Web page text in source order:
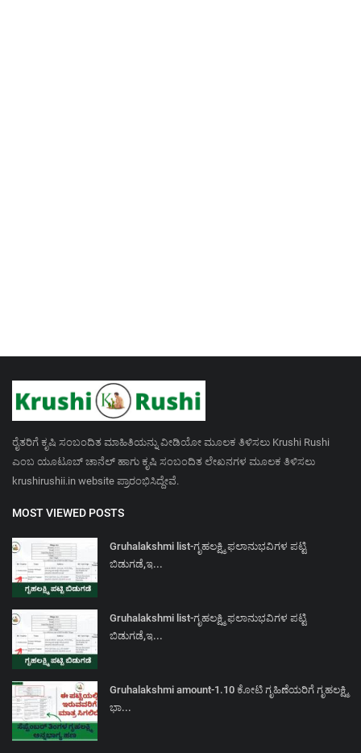
ರೈತರಿಗೆ ಕೃಷಿ ಸಂಬಂದಿತ ಮಾಹಿತಿಯನ್ನು ವೀಡಿಯೋ ಮೂಲಕ ತಿಳಿಸಲು Krushi Rushi
ಎಂಬ ಯೂಟೂಬ್ ಚಾನೆಲ್ ಹಾಗು ಕೃಷಿ ಸಂಬಂದಿತ ಲೇಖನಗಳ ಮೂಲಕ ತಿಳಿಸಲು
krushirushii.in website ಪ್ರಾರಂಭಿಸಿದ್ದೇವೆ.
MOST VIEWED POSTS
Gruhalakshmi list-ಗೃಹಲಕ್ಷ್ಮಿ ಫಲಾನುಭವಿಗಳ ಪಟ್ಟಿ
ಬಿಡುಗಡೆ,ಇ...
Gruhalakshmi list-ಗೃಹಲಕ್ಷ್ಮಿ ಫಲಾನುಭವಿಗಳ ಪಟ್ಟಿ
ಬಿಡುಗಡೆ,ಇ...
Gruhalakshmi amount-1.10 ಕೋಟಿ ಗೃಹಿಣೆಯರಿಗೆ ಗೃಹಲಕ್ಷ್ಮಿ
ಭಾ...